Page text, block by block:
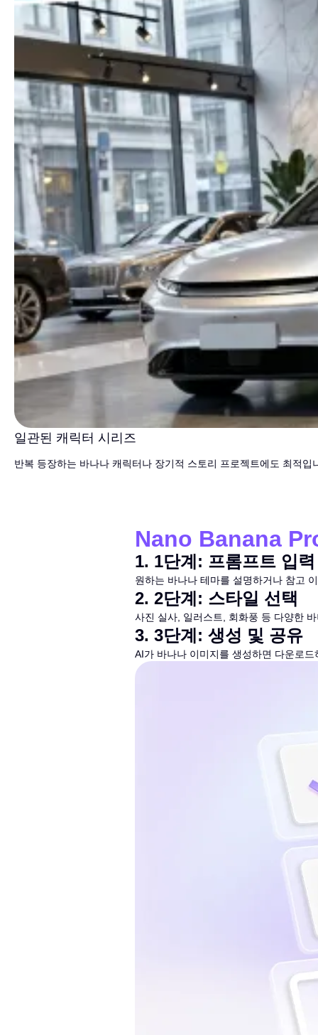
일관된 캐릭터 시리즈
반복 등장하는 바나나 캐릭터나 장기적 스토리 프로젝트에도 최적입
Nano Banana
1. 1단계: 프롬프트 입력
원하는 바나나 테마를 설명하거나 참고
2. 2단계: 스타일 선택
사진 실사, 일러스트, 회화풍 등 다양한
3. 3단계: 생성 및 공유
AI가 바나나 이미지를 생성하면 다운로